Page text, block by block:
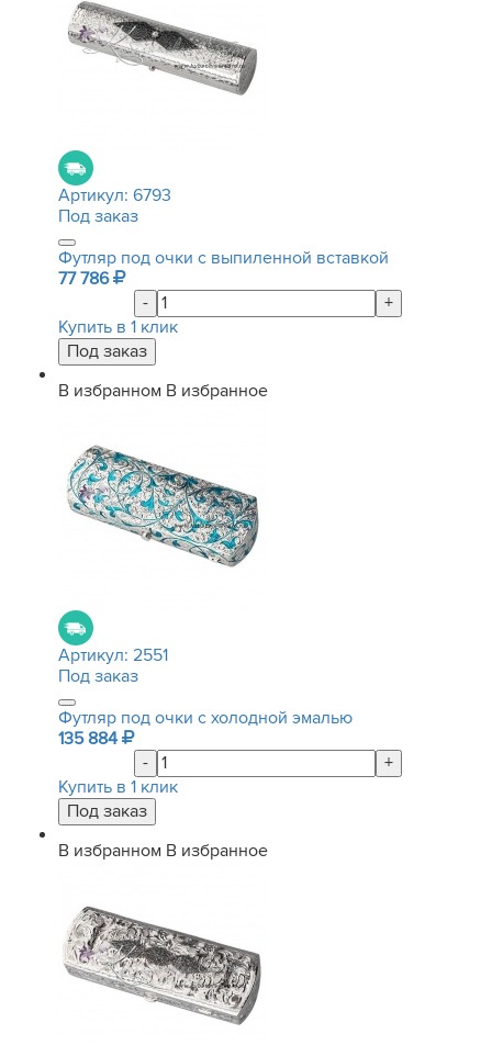
Артикул: 6793
Под заказ
Футляр под очки с выпиленной вставкой
77 786
-
+
Купить в 1 клик
В избранном В избранное
Артикул: 2551
Под заказ
Футляр под очки с холодной эмалью
135 884
-
+
Купить в 1 клик
В избранном В избранное